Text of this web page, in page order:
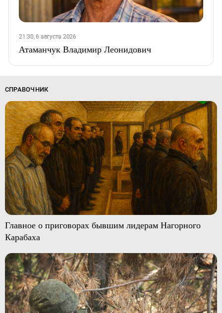
21:30, 6 августа 2026
Атаманчук Владимир Леонидович
СПРАВОЧНИК
Главное о приговорах бывшим лидерам Нагорного
Карабаха